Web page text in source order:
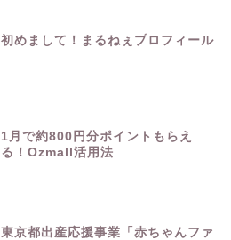
初めまして！まるねぇプロフィール
1月で約800円分ポイントもらえ
る！Ozmall活用法
東京都出産応援事業「赤ちゃんファ